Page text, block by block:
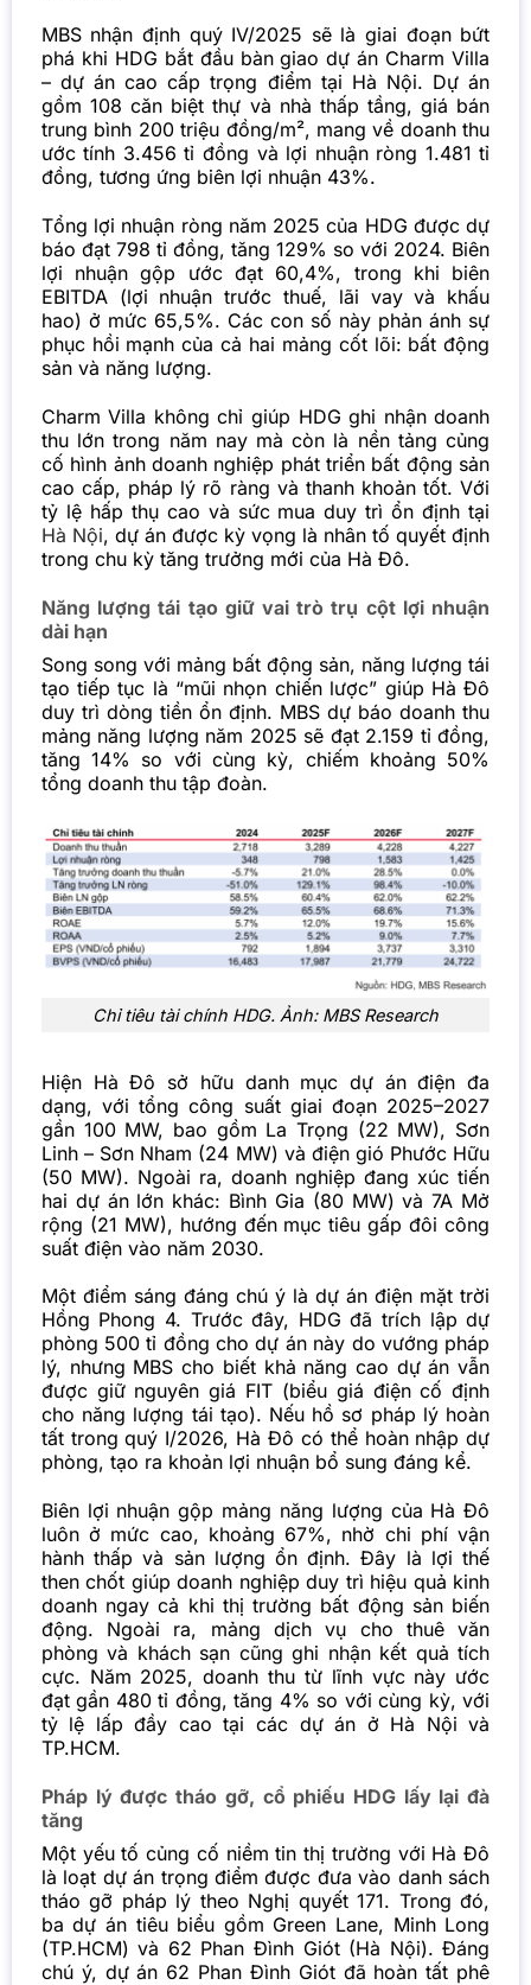
MBS nhận định quý IV/2025 sẽ là giai đoạn bứt
phá khi HDG bắt đầu bàn giao dự án Charm Villa
– dự án cao cấp trọng điểm tại Hà Nội. Dự án
gồm 108 căn biệt thự và nhà thấp tầng, giá bán
trung bình 200 triệu đồng/m², mang về doanh thu
ước tính 3.456 tỉ đồng và lợi nhuận ròng 1.481 tỉ
đồng, tương ứng biên lợi nhuận 43%.
Tổng lợi nhuận ròng năm 2025 của HDG được dự
báo đạt 798 tỉ đồng, tăng 129% so với 2024. Biên
lợi nhuận gộp ước đạt 60,4%, trong khi biên
EBITDA (lợi nhuận trước thuế, lãi vay và khấu
hao) ở mức 65,5%. Các con số này phản ánh sự
phục hồi mạnh của cả hai mảng cốt lõi: bất động
sản và năng lượng.
Charm Villa không chỉ giúp HDG ghi nhận doanh
thu lớn trong năm nay mà còn là nền tảng củng
cố hình ảnh doanh nghiệp phát triển bất động sản
cao cấp, pháp lý rõ ràng và thanh khoản tốt. Với
tỷ lệ hấp thụ cao và sức mua duy trì ổn định tại
Hà Nội, dự án được kỳ vọng là nhân tố quyết định
trong chu kỳ tăng trưởng mới của Hà Đô.
Năng lượng tái tạo giữ vai trò trụ cột lợi nhuận
dài hạn
Song song với mảng bất động sản, năng lượng tái
tạo tiếp tục là “mũi nhọn chiến lược” giúp Hà Đô
duy trì dòng tiền ổn định. MBS dự báo doanh thu
mảng năng lượng năm 2025 sẽ đạt 2.159 tỉ đồng,
tăng 14% so với cùng kỳ, chiếm khoảng 50%
tổng doanh thu tập đoàn.
Chỉ tiêu tài chính HDG. Ảnh: MBS Research
Hiện Hà Đô sở hữu danh mục dự án điện đa
dạng, với tổng công suất giai đoạn 2025–2027
gần 100 MW, bao gồm La Trọng (22 MW), Sơn
Linh – Sơn Nham (24 MW) và điện gió Phước Hữu
(50 MW). Ngoài ra, doanh nghiệp đang xúc tiến
hai dự án lớn khác: Bình Gia (80 MW) và 7A Mở
rộng (21 MW), hướng đến mục tiêu gấp đôi công
suất điện vào năm 2030.
Một điểm sáng đáng chú ý là dự án điện mặt trời
Hồng Phong 4. Trước đây, HDG đã trích lập dự
phòng 500 tỉ đồng cho dự án này do vướng pháp
lý, nhưng MBS cho biết khả năng cao dự án vẫn
được giữ nguyên giá FIT (biểu giá điện cố định
cho năng lượng tái tạo). Nếu hồ sơ pháp lý hoàn
tất trong quý I/2026, Hà Đô có thể hoàn nhập dự
phòng, tạo ra khoản lợi nhuận bổ sung đáng kể.
Biên lợi nhuận gộp mảng năng lượng của Hà Đô
luôn ở mức cao, khoảng 67%, nhờ chi phí vận
hành thấp và sản lượng ổn định. Đây là lợi thế
then chốt giúp doanh nghiệp duy trì hiệu quả kinh
doanh ngay cả khi thị trường bất động sản biến
động. Ngoài ra, mảng dịch vụ cho thuê văn
phòng và khách sạn cũng ghi nhận kết quả tích
cực. Năm 2025, doanh thu từ lĩnh vực này ước
đạt gần 480 tỉ đồng, tăng 4% so với cùng kỳ, với
tỷ lệ lấp đầy cao tại các dự án ở Hà Nội và
TP.HCM.
Pháp lý được tháo gỡ, cổ phiếu HDG lấy lại đà
tăng
Một yếu tố củng cố niềm tin thị trường với Hà Đô
là loạt dự án trọng điểm được đưa vào danh sách
tháo gỡ pháp lý theo Nghị quyết 171. Trong đó,
ba dự án tiêu biểu gồm Green Lane, Minh Long
(TP.HCM) và 62 Phan Đình Giót (Hà Nội). Đáng
chú ý, dự án 62 Phan Đình Giót đã hoàn tất phê